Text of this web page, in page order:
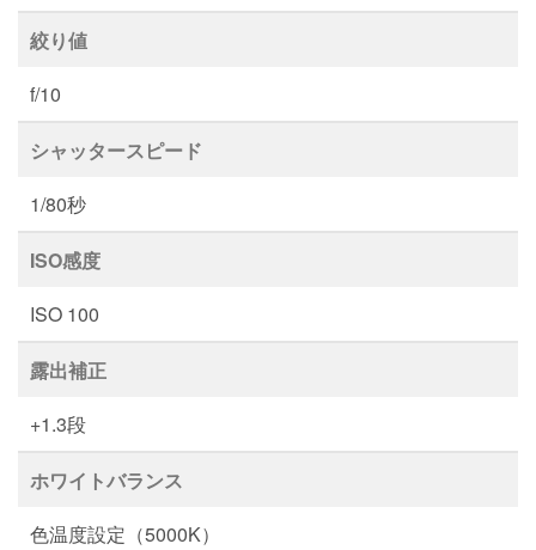
絞り値
f/10
シャッタースピード
1/80秒
ISO感度
ISO 100
露出補正
+1.3段
ホワイトバランス
色温度設定（5000K）